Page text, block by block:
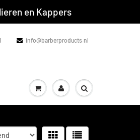
en Kappers
info@barberproducts.nl